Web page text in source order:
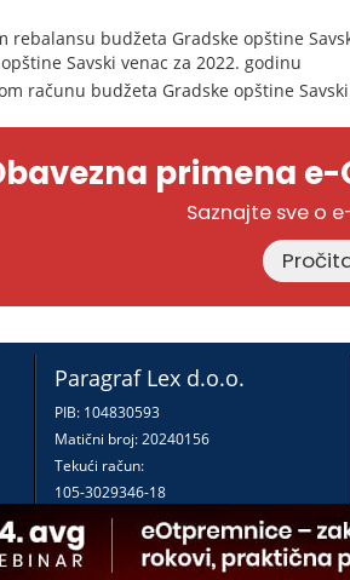
rebalansu budžeta Gradske opštine
Savski venac za 2022. godinu
računu budžeta Gradske opštine
primena e-
Saznajte sve o
Paragraf Lex d.o.o.
PIB: 104830593
Matični broj: 20240156
Tekući račun:
105-3029346-18
160-0000000380290-23